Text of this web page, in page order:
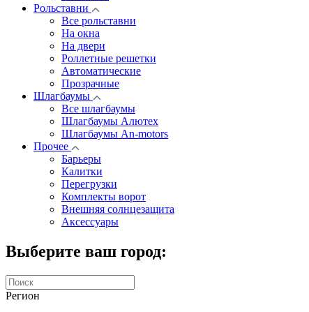
Рольставни
Все рольставни
На окна
На двери
Роллетные решетки
Автоматические
Прозрачные
Шлагбаумы
Все шлагбаумы
Шлагбаумы Алютех
Шлагбаумы An-motors
Прочее
Барьеры
Калитки
Перегрузки
Комплекты ворот
Внешняя солнцезащита
Аксессуары
Выберите ваш город:
Регион